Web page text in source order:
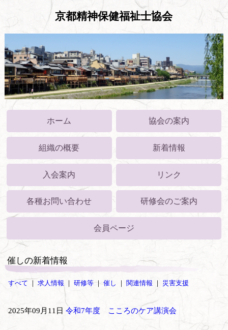
京都精神保健福祉士協会
ホーム 協会の案内
組織の概要 新着情報
入会案内 リンク
各種お問い合わせ 研修会のご案内
会員ページ
催しの新着情報
すべて ｜ 求人情報 ｜ 研修等｜ 催し ｜ 関連情報 ｜ 災害支援
2025年09月11日 令和7年度 こころのケア講演会